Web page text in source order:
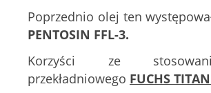
Poprzednio olej ten
PENTOSIN FFL-3.
Korzyści ze
przekładniowego FUCHS